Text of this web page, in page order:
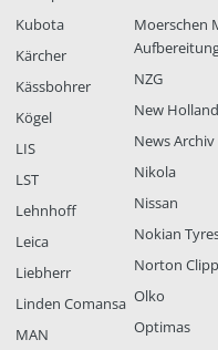
Kubota
Kärcher
Kässbohrer
Kögel
LIS
LST
Lehnhoff
Leica
Liebherr
Linden Comansa
MAN
Moerschen
NZG
New Holland
News Archiv
Nikola
Nissan
Nokian
Norton
Olko
Optimas